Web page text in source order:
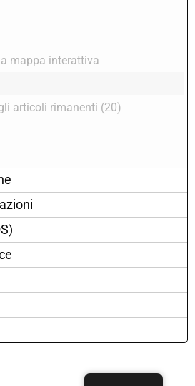
mappa interattiva
articoli rimanenti (20)